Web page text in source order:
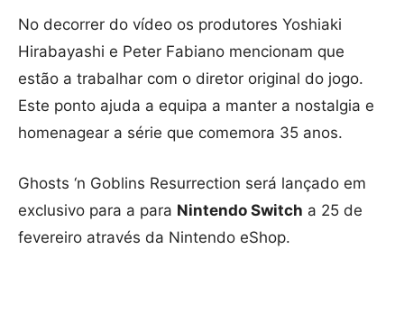
No decorrer do vídeo os produtores Yoshiaki
Hirabayashi e Peter Fabiano mencionam que
estão a trabalhar com o diretor original do jogo.
Este ponto ajuda a equipa a manter a nostalgia e
homenagear a série que comemora 35 anos.
Ghosts ‘n Goblins Resurrection será lançado em
exclusivo para a para Nintendo Switch a 25 de
fevereiro através da Nintendo eShop.